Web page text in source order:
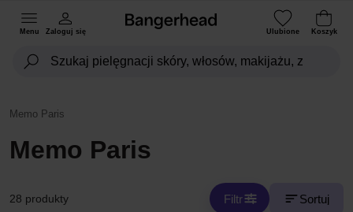
Menu Zaloguj się Ulubione Koszyk
Memo Paris
Memo Paris
28 produkty Filtr Sortuj